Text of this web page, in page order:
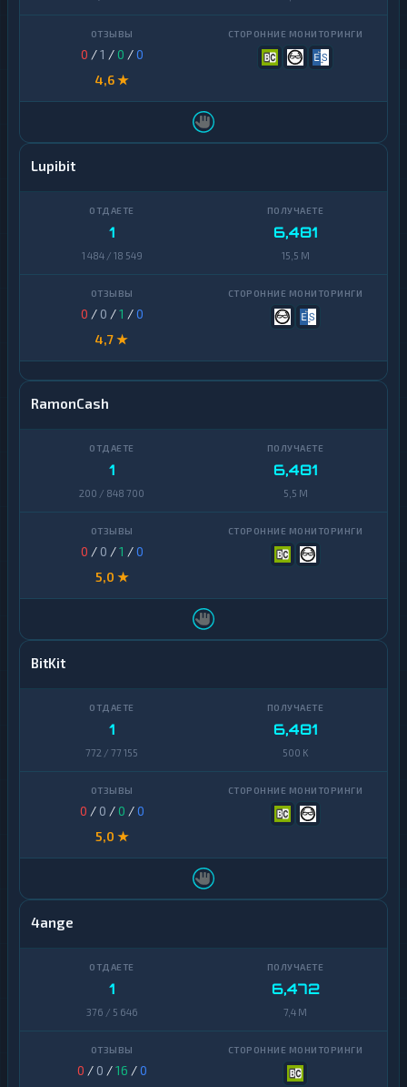
0 /1 /0 /0
4,6 ★
Lupibit
1
1 484 / 18 549
6,481
15,5 M
0 / 0 /1 /0
4,7 ★
RamonCash
1
200 / 848 700
6,481
5,5 M
0 / 0 /1 /0
5,0 ★
BitKit
1
772 / 77 155
6,481
500 K
0 / 0 /0 /0
5,0 ★
4ange
1
376 / 5 646
6,472
7,4 M
0 / 0 /16 /0